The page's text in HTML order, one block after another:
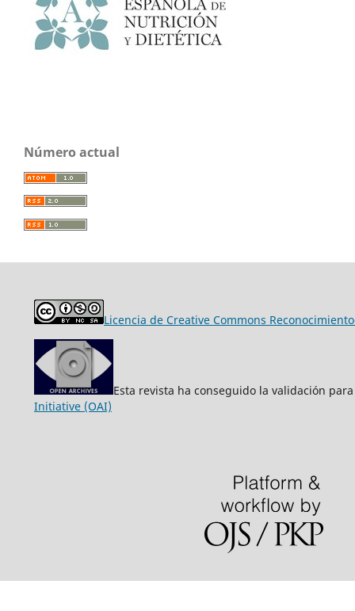
Número actual
Licencia de Creative Commons
Esta revista ha conseguido la validación
Initiative (OAI)